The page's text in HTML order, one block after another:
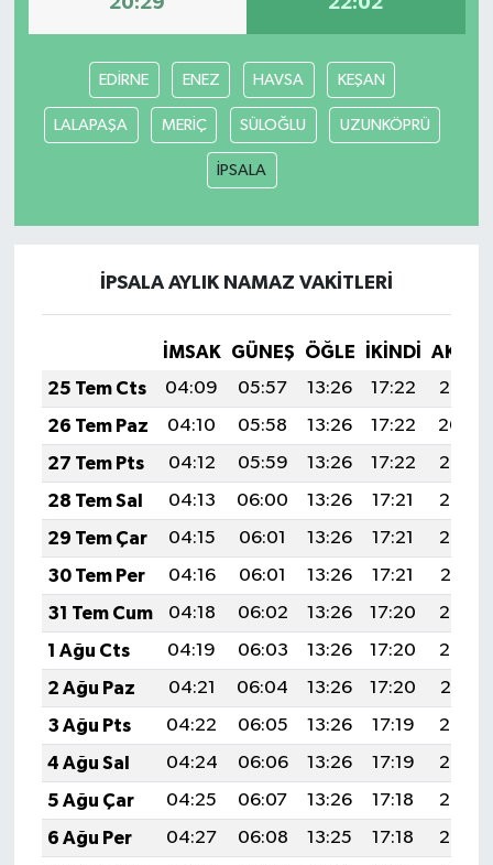
EDİRNE ENEZ HAVSA KEŞAN
LALAPAŞA MERİÇ SÜLOĞLU UZUNKÖPRÜ
İPSALA
İPSALA AYLIK NAMAZ VAKITLERI
İMSAK GÜNEŞ ÖĞLE İKINDI
25 Tem Cts
04:09 05:57 13:26 17:22
20:45
26 Tem Paz
04:10 05:58 13:26 17:22
20:44
27 Tem Pts
04:12 05:59 13:26 17:22
20:43
28 Tem Sal
04:13 06:00 13:26 17:21
20:43
29 Tem Çar
04:15 06:01 13:26 17:21
20:42
30 Tem Per
04:16 06:01 13:26 17:21
20:41
31 Tem Cum
04:18 06:02 13:26 17:20
20:39
1 Ağu Cts
04:19 06:03 13:26 17:20
20:38
2 Ağu Paz
04:21 06:04 13:26 17:20
20:37
3 Ağu Pts
04:22 06:05 13:26 17:19
20:36
4 Ağu Sal
04:24 06:06 13:26 17:19
20:35
5 Ağu Çar
04:25 06:07 13:26 17:18
20:34
6 Ağu Per
04:27 06:08 13:25 17:18
20:33